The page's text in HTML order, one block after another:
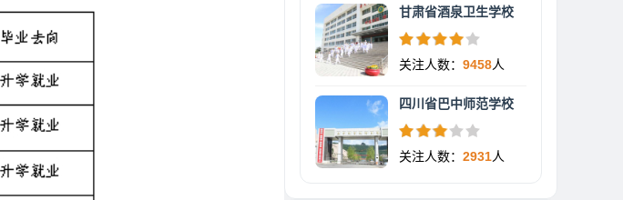
甘肃省酒泉卫生学校
关注人数： 9458人
四川省巴中师范学校
关注人数： 2931人